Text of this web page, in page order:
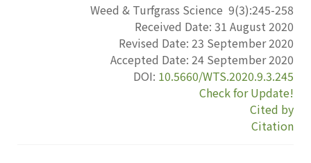
Weed & Turfgrass Science 9(3):245-258
Received Date: 31 August 2020
Revised Date: 23 September 2020
Accepted Date: 24 September 2020
DOI: 10.5660/WTS.2020.9.3.245
Check for Update!
Cited by
Citation